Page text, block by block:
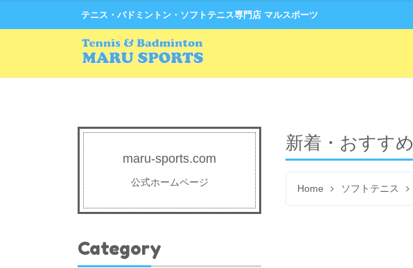
テニス・バドミントン・ソフトテニス専門店 マルスポーツ
新着・おすすめ
Home ソフトテニス
maru-sports.com
公式ホームページ
Category